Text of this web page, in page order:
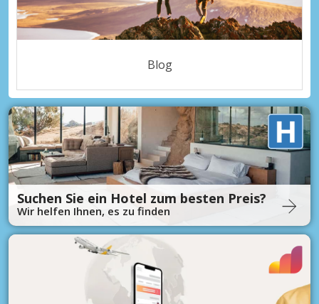
Blog
Suchen Sie ein Hotel zum besten Preis?
Wir helfen Ihnen, es zu finden